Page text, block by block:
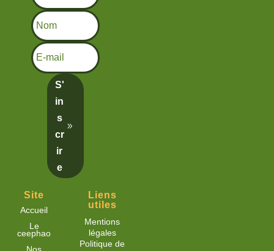
S'
in
s
cr
ir
e
Site
Accueil
Le
ceephao
Liens
utiles
Mentions
légales
Politique de